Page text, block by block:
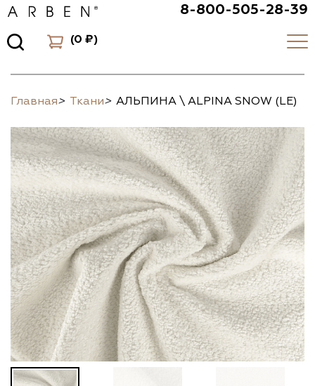
8-800-505-28-39
(0 ₽)
Главная> Ткани> АЛЬПИНА \ ALPINA SNOW (LE)